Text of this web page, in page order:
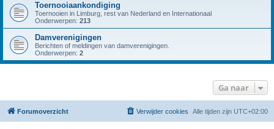
Toernooiaankondiging
Toernooien in Limburg, rest van Nederland en Internationaal
Onderwerpen: 213
Damverenigingen
Berichten of meldingen van damverenigingen.
Onderwerpen: 2
Ga naar
Forumoverzicht Alle tijden zijn UTC+02:00
Verwijder cookies